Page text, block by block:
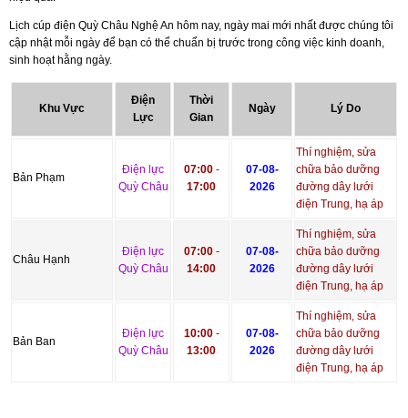
Lịch cúp điện Quỳ Châu Nghệ An hôm nay, ngày mai mới nhất được chúng tôi
cập nhật mỗi ngày để bạn có thể chuẩn bị trước trong công việc kinh doanh,
sinh hoạt hằng ngày.
Khu Vực
Điện
Lực
Thời
Gian
Ngày Lý Do
Bản Phạm
Điện lực
Quỳ Châu
07:00-
17:00
07-08-
2026
Thí nghiệm, sửa
chữa bảo dưỡng
đường dây lưới
điện Trung, hạ áp
Châu Hạnh
Điện lực
Quỳ Châu
07:00-
14:00
07-08-
2026
Thí nghiệm, sửa
chữa bảo dưỡng
đường dây lưới
điện Trung, hạ áp
Bản Ban
Điện lực
Quỳ Châu
10:00-
13:00
07-08-
2026
Thí nghiệm, sửa
chữa bảo dưỡng
đường dây lưới
điện Trung, hạ áp